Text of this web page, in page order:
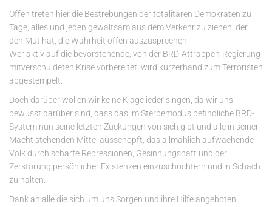
Offen treten hier die Bestrebungen der totalitären Demokraten zu
Tage, alles und jeden gewaltsam aus dem Verkehr zu ziehen, der
den Mut hat, die Wahrheit offen auszusprechen.
Wer aktiv auf die bevorstehende, von der BRD-Attrappen-Regierung
mitverschuldeten Krise vorbereitet, wird kurzerhand zum Terroristen
abgestempelt.
Doch darüber wollen wir keine Klagelieder singen, da wir uns
bewusst darüber sind, dass das im Sterbemodus befindliche BRD-
System nun seine letzten Zuckungen von sich gibt und alle in seiner
Macht stehenden Mittel ausschöpft, das allmählich aufwachende
Volk durch scharfe Repressionen, Gesinnungshaft und der
Zerstörung persönlicher Existenzen einzuschüchtern und in Schach
zu halten.
Dank an alle die sich um uns Sorgen und ihre Hilfe angeboten